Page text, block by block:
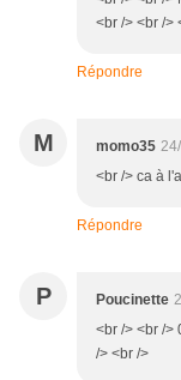
<br /> <br />
Répondre
M momo35
<br /> ca à
Répondre
P Poucinette
<br /> <br />
/> <br />